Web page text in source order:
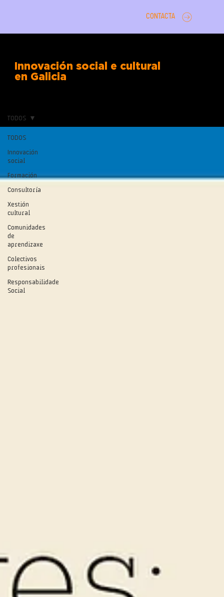
CONTACTA
Innovación social e cultural
en Galicia
TODOS
Innovación
social
Formación
Consultoría
Xestión
cultural
Comunidades
de
aprendizaxe
Colectivos
profesionais
Responsabilidade
Social
TODOS